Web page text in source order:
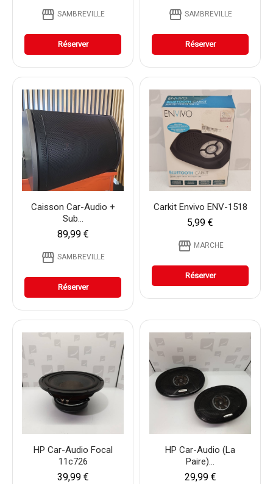
storefront SAMBREVILLE
Réserver
storefront SAMBREVILLE
Réserver
Caisson Car-Audio +
Sub...
89,99 €
storefront SAMBREVILLE
Réserver
Carkit Envivo ENV-1518
5,99 €
storefront MARCHE
Réserver
HP Car-Audio Focal
11c726
39,99 €
HP Car-Audio (La
Paire)...
29,99 €